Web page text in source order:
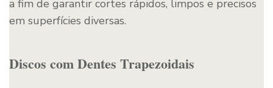
a fim de garantir cortes rápidos, limpos e precisos
em superfícies diversas.
Discos com Dentes Trapezoidais